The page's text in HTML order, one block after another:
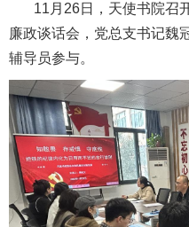
11月26日，天使书院召
廉政谈话会，党总支书记魏
辅导员参与。